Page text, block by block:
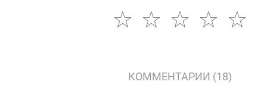
КОММЕНТАРИИ (18)